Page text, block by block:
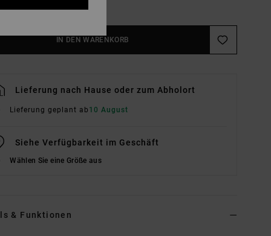
IN DEN WARENKORB
Lieferung nach Hause oder zum Abholort
Lieferung geplant ab 10 August
Siehe Verfügbarkeit im Geschäft
Wählen Sie eine Größe aus
& Funktionen